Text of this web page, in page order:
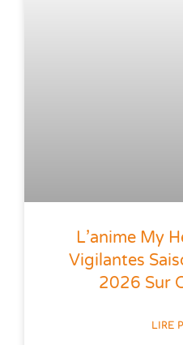
L’anime My
Vigilantes
2026 Sur
LIRE